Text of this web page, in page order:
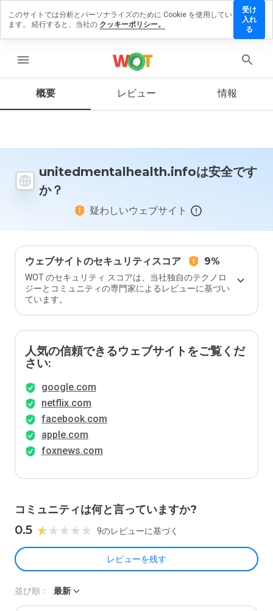
menu
概要 レビュー 情報
unitedmentalhealth.infoは安全です
か？
疑わしいウェブサイト
ウェブサイトのセキュリティスコア 9%
WOT のセキュリティ スコアは、当社独自のテクノロ
ジーとコミュニティの専門家によるレビューに基づい
ています。
人気の信頼できるウェブサイトをご覧くだ
さい:
google.com
netflix.com
facebook.com
apple.com
foxnews.com
コミュニティは何と言っていますか?
0.5 9のレビューに基づく
レビューを残す
を残す
ウェ
を1
間
で、
ます
か？
並び順： 最新
このサイトでは分析とパーソナライズのために Cookie を使用してい
ます。 続行すると、当社の クッキーポリシー。
受け
入れ
る